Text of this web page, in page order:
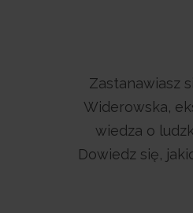
Zastanawiasz
Widerowska,
wiedza o
Dowiedz się,